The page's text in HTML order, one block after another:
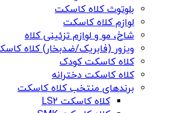
بلوتوث کلاه کاسکت
لوازم کلاه کاسکت
شاخ، مو و لوازم تزئینی کلاه
ویزور (فابریک/ضدبخار) کلاه
کلاه کاسکت کودک
کلاه کاسکت دخترانه
برندهای منتخب کلاه کاسکت
کلاه کاسکت LS2